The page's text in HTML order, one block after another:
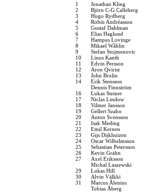
1 Jonathan Kling
2
Björn C-G Calleberg
3
Hugo Rydberg
4
Robin Andréasson
5
Gustaf Dahlman
6
Elias Haglund
7
Hampus Lovinge
8
Mikael Wåhlin
9
Stefan Stojmenovic
10
Linus Kanth
11
Edvin Persson
12
Aron Qvirist
13
John Brolin
14
Erik Stensson
Dennis Finnström
16
Lukas Steiner
17
Niclas Lindow
18
Vilmer Jansson
19
Gellert Szabo
20
Anton Svensson
21
Isak Meding
22
Emil Kernen
23
Gijs Dijkhuizen
24
Oscar Wilhelmsson
25
Sebastian Petersson
26
Kevin Grahn
27
Axel Eriksson
Michal Laszewski
29
Lukas Hill
30
Alvin Välkki
31
Marcus Ålenius
Tobias Åberg